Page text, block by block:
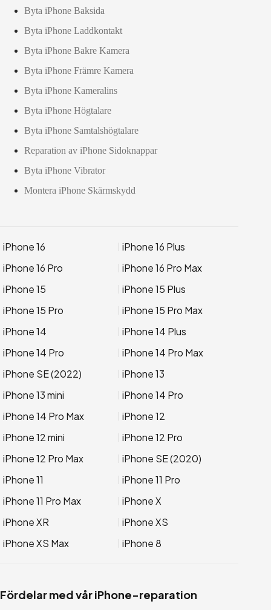
Byta iPhone Baksida
Byta iPhone Laddkontakt
Byta iPhone Bakre Kamera
Byta iPhone Främre Kamera
Byta iPhone Kameralins
Byta iPhone Högtalare
Byta iPhone Samtalshögtalare
Reparation av iPhone Sidoknappar
Byta iPhone Vibrator
Montera iPhone Skärmskydd
iPhone 16
iPhone 16 Plus
iPhone 16 Pro
iPhone 16 Pro Max
iPhone 15
iPhone 15 Plus
iPhone 15 Pro
iPhone 15 Pro Max
iPhone 14
iPhone 14 Plus
iPhone 14 Pro
iPhone 14 Pro Max
iPhone SE (2022)
iPhone 13
iPhone 13 mini
iPhone 14 Pro
iPhone 14 Pro Max
iPhone 12
iPhone 12 mini
iPhone 12 Pro
iPhone 12 Pro Max
iPhone SE (2020)
iPhone 11
iPhone 11 Pro
iPhone 11 Pro Max
iPhone X
iPhone XR
iPhone XS
iPhone XS Max
iPhone 8
Fördelar med vår iPhone-reparation